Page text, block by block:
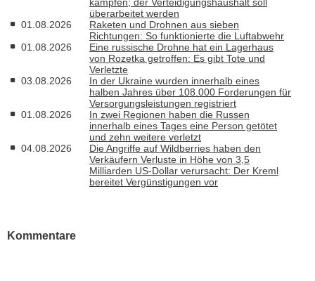
überarbeitet werden
01.08.2026
Raketen und Drohnen aus sieben
Richtungen: So funktionierte die Luftabwehr
01.08.2026
Eine russische Drohne hat ein Lagerhaus
von Rozetka getroffen: Es gibt Tote und
Verletzte
03.08.2026
In der Ukraine wurden innerhalb eines
halben Jahres über 108.000 Forderungen für
Versorgungsleistungen registriert
01.08.2026
In zwei Regionen haben die Russen
innerhalb eines Tages eine Person getötet
und zehn weitere verletzt
04.08.2026
Die Angriffe auf Wildberries haben den
Verkäufern Verluste in Höhe von 3,5
Milliarden US-Dollar verursacht: Der Kreml
bereitet Vergünstigungen vor
Kommentare